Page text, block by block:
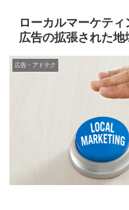
ローカルマーケテ
広告の拡張された
広告・アドテク